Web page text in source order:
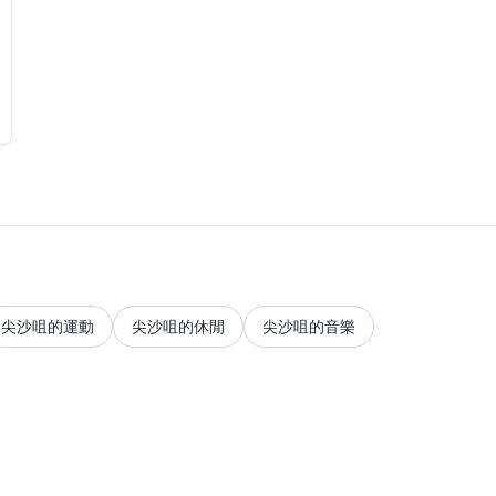
尖沙咀的運動 尖沙咀的休閒 尖沙咀的音樂